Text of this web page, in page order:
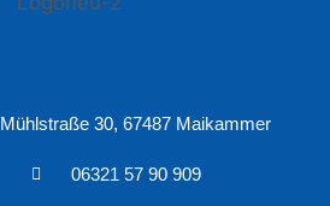
Mühlstraße 30, 67487 Maikammer
06321 57 90 909